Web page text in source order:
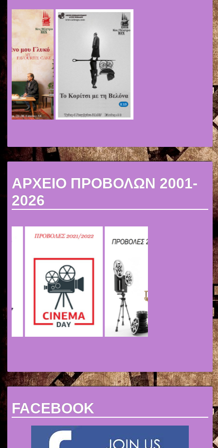
ΑΡΧΕΙΟ ΠΡΟΒΟΛΩΝ 2001-
2026
FACEBOOK